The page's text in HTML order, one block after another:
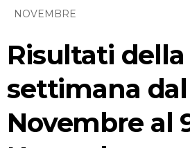
NOVEMBRE
Risultati della
settimana
Novembre al